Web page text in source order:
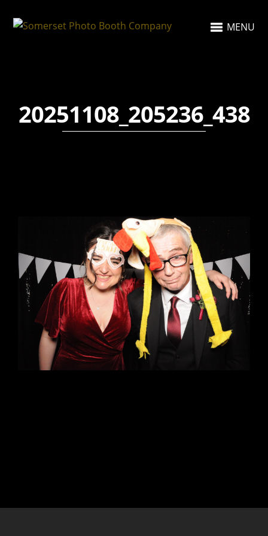
MENU
20251108_205236_438